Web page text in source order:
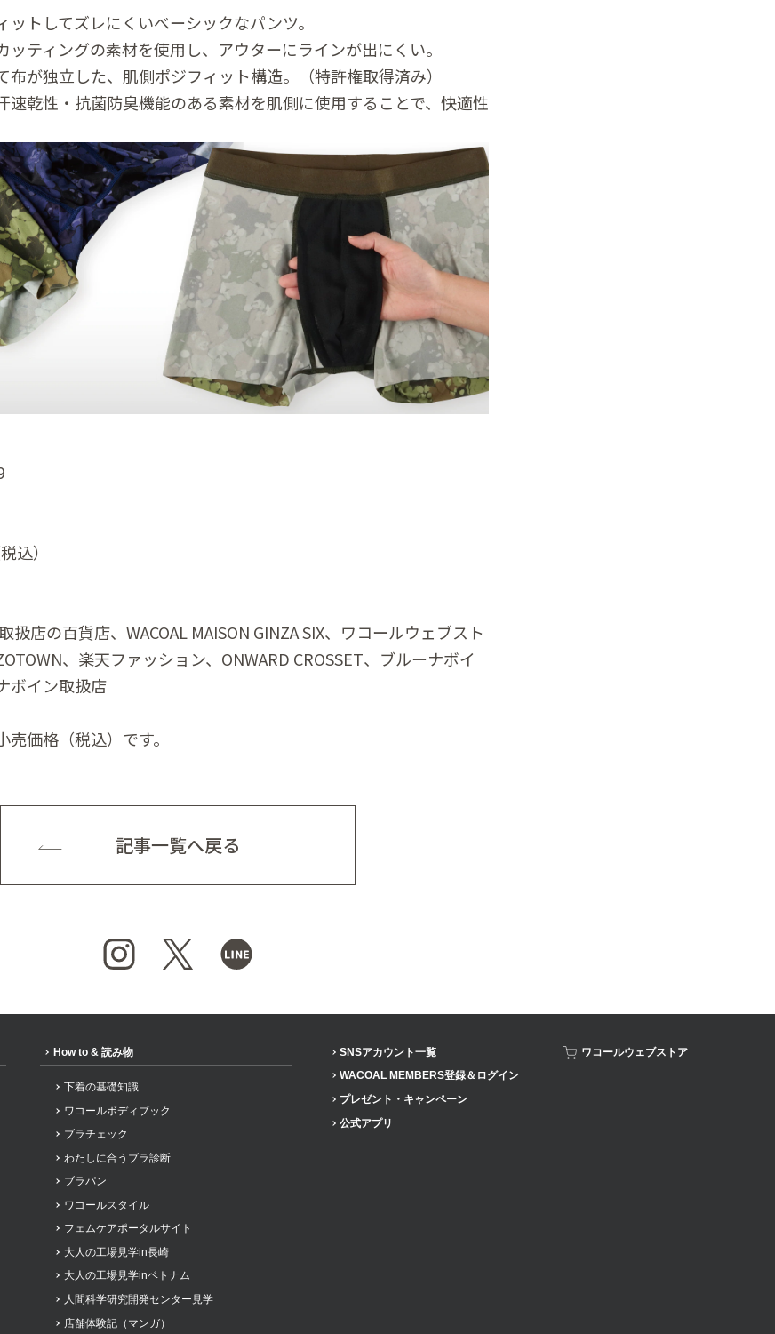
ットしてズレにくいべーシックなパンツ。
ッティングの素材を使用し、アウターにラインが出にくい。
布が独立した、肌側ポジフィット構造。（特許権取得済み）
速乾性・抗菌防臭機能のある素材を肌側に使用することで、快適性
込）
取扱店の百貨店、WACOAL MAISON GINZA SIX、ワコールウェブスト
、楽天ファッション、ONWARD CROSSET、ブルーナボイ
ボイン取扱店
価格（税込）です。
記事一覧へ戻る
How to & 読み物
下着の基礎知識
ワコールボディブック
ブラチェック
わたしに合うブラ診断
ブラパン
ワコールスタイル
フェムケアポータルサイト
大人の工場見学in長崎
大人の工場見学inベトナム
人間科学研究開発センター見学
店舗体験記（マンガ）
SNSアカウント一覧
WACOAL MEMBERS登録＆ログイン
プレゼント・キャンペーン
公式アプリ
ワコールウェブストア